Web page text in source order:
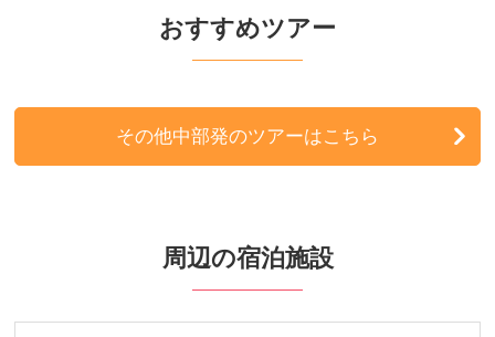
中部発
関西発
東北発
九州発
周辺の宿泊施設
おすすめツアー
その他中部発のツアーはこちら
周辺の宿泊施設